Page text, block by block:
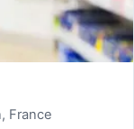
France